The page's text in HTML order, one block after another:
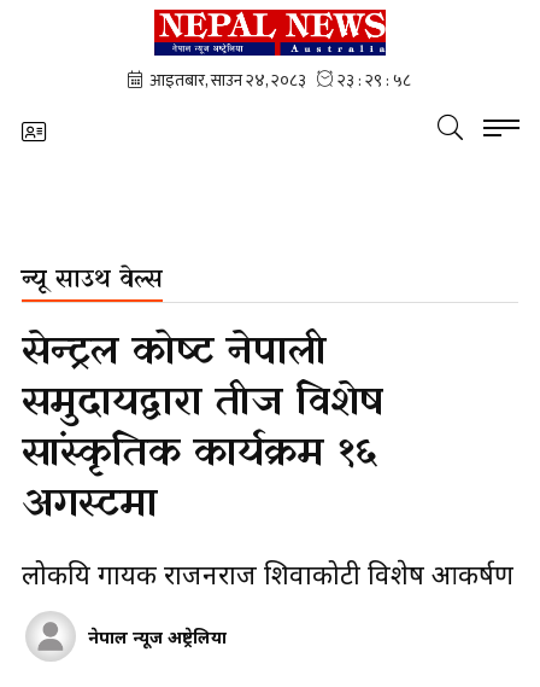
न्यू साउथ वेल्स
सेन्ट्रल कोष्ट नेपाली
समुदायद्वारा तीज विशेष
सांस्कृतिक कार्यक्रम १६
अगस्टमा
लोकप्रिय गायक राजनराज शिवाकोटी विशेष आकर्षण
नेपाल न्यूज अष्ट्रेलिया